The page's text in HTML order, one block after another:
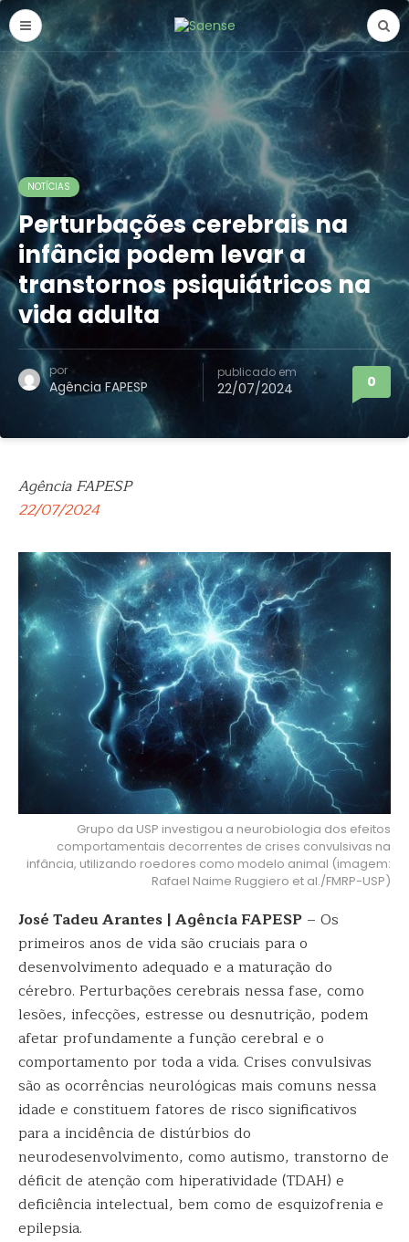
NOTÍCIAS
Perturbações cerebrais na
infância podem levar a
transtornos psiquiátricos na
vida adulta
por
Agência FAPESP
publicado em
22/07/2024 0
Agência FAPESP
22/07/2024
Grupo da USP investigou a neurobiologia dos efeitos
comportamentais decorrentes de crises convulsivas na
infância, utilizando roedores como modelo animal (imagem:
Rafael Naime Ruggiero et al./FMRP-USP)
José Tadeu Arantes | Agência FAPESP – Os
primeiros anos de vida são cruciais para o
desenvolvimento adequado e a maturação do
cérebro. Perturbações cerebrais nessa fase, como
lesões, infecções, estresse ou desnutrição, podem
afetar profundamente a função cerebral e o
comportamento por toda a vida. Crises convulsivas
são as ocorrências neurológicas mais comuns nessa
idade e constituem fatores de risco significativos
para a incidência de distúrbios do
neurodesenvolvimento, como autismo, transtorno de
déficit de atenção com hiperatividade (TDAH) e
deficiência intelectual, bem como de esquizofrenia e
epilepsia.